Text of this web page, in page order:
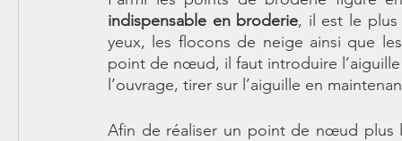
indispensable en broderie, il est le
yeux, les flocons de neige ainsi que
point de nœud, il faut introduire
l’ouvrage, tirer sur l’aiguille en
Afin de réaliser un point de nœud plus